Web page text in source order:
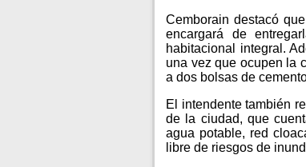
Cemborain destacó
encargará de
habitacional integral.
una vez que ocupen la
a dos bolsas de
El intendente también
de la ciudad, que
agua potable, red
libre de riesgos de